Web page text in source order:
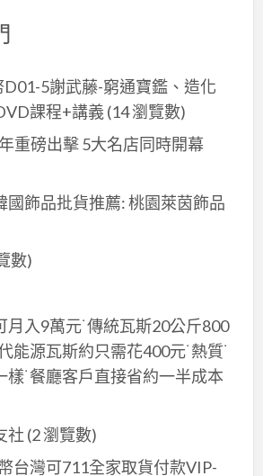
5謝武藤-窮通寶鑑、造化
課程+講義 (14 瀏覽數)
重磅出擊 5大名店同時開幕
國飾品批貨推薦: 桃園萊茵飾品
數)
月入9萬元˙傳統瓦斯20公斤800
能源瓦斯約只需花400元˙熱質˙
樣˙餐廳客戶直接省約一半成本
社 (2 瀏覽數)
台灣可711全家取貨付款VIP-